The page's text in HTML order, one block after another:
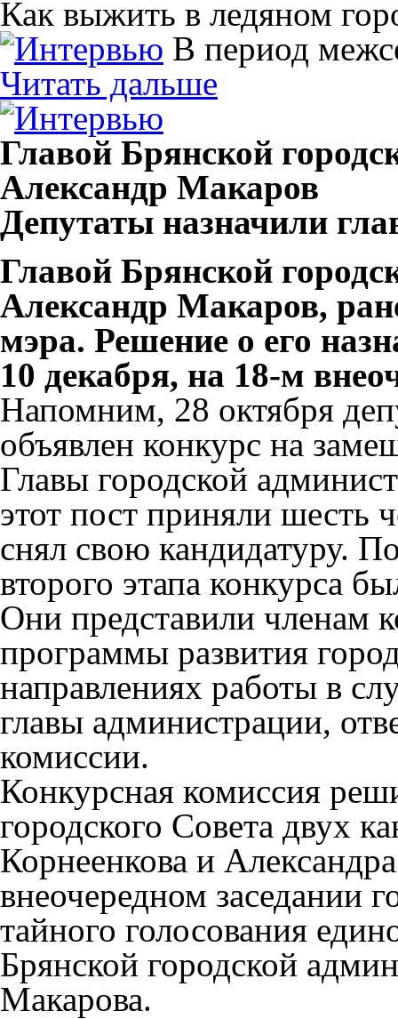
Как выжить в ледяном
В период
Читать дальше
Главой Брянской
Александр Макаров
Депутаты назначили
Главой Брянской
Александр Макаров,
мэра. Решение о его
10 декабря, на 18-м
Напомним, 28 октября
объявлен конкурс на
Главы городской
этот пост приняли шесть
снял свою кандидатуру.
второго этапа конкурса
Они представили членам
программы развития
направлениях работы в
главы администрации,
комиссии.
Конкурсная комиссия
городского Совета двух
Корнеенкова и
внеочередном заседании
тайного голосования
Брянской городской
Макарова.